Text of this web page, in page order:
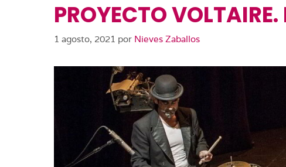
PROYECTO
1 agosto, 2021 por Nieves Zaballos